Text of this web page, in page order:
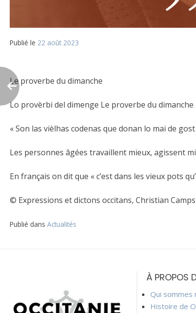
Publié le 22 août 2023
Le proverbe du dimanche
Lo provèrbi del dimenge Le proverbe du dimanche
« Son las vièlhas codenas que donan lo mai de
Les personnes âgées travaillent mieux, agissent
En français on dit que « c’est dans les vieux pots
© Expressions et dictons occitans, Christian
Publié dans Actualités
l’article
À PROPOS
Qui sommes
Histoire de